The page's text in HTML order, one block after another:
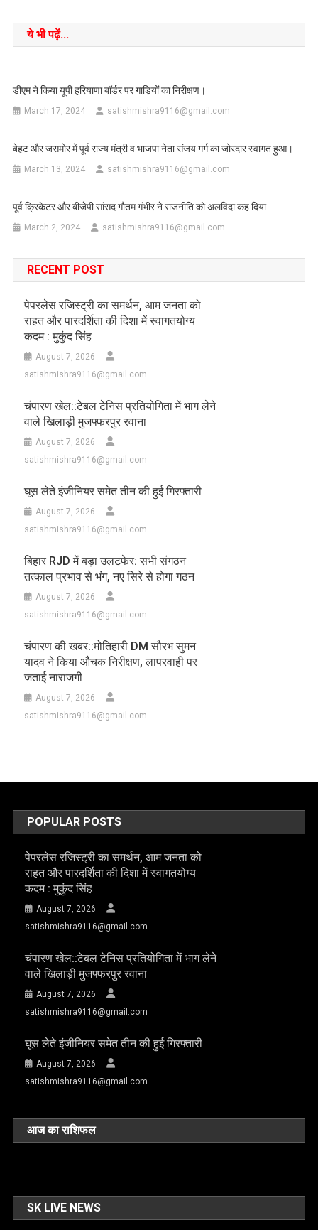
ये भी पढ़ें...
डीएम ने किया यूपी हरियाणा बॉर्डर पर गाड़ियों का निरीक्षण।
March 17, 2024 satishmishra9116@gmail.com
बेहट और जसमोर में पूर्व राज्य मंत्री व भाजपा नेता संजय गर्ग का जोरदार स्वागत हुआ।
March 13, 2024 satishmishra9116@gmail.com
पूर्व क्रिकेटर और बीजेपी सांसद गौतम गंभीर ने राजनीति को अलविदा कह दिया
March 2, 2024 satishmishra9116@gmail.com
RECENT POST
पेपरलेस रजिस्ट्री का समर्थन, आम जनता को
राहत और पारदर्शिता की दिशा में स्वागतयोग्य
कदम : मुकुंद सिंह
August 7, 2026
satishmishra9116@gmail.com
चंपारण खेल::टेबल टेनिस प्रतियोगिता में भाग लेने
वाले खिलाड़ी मुजफ्फरपुर रवाना
August 7, 2026
satishmishra9116@gmail.com
घूस लेते इंजीनियर समेत तीन की हुई गिरफ्तारी
August 7, 2026
satishmishra9116@gmail.com
बिहार RJD में बड़ा उलटफेर: सभी संगठन
तत्काल प्रभाव से भंग, नए सिरे से होगा गठन
August 7, 2026
satishmishra9116@gmail.com
चंपारण की खबर::मोतिहारी DM सौरभ सुमन
यादव ने किया औचक निरीक्षण, लापरवाही पर
जताई नाराजगी
August 7, 2026
satishmishra9116@gmail.com
POPULAR POSTS
पेपरलेस रजिस्ट्री का समर्थन, आम जनता को
राहत और पारदर्शिता की दिशा में स्वागतयोग्य
कदम : मुकुंद सिंह
August 7, 2026
satishmishra9116@gmail.com
चंपारण खेल::टेबल टेनिस प्रतियोगिता में भाग लेने
वाले खिलाड़ी मुजफ्फरपुर रवाना
August 7, 2026
satishmishra9116@gmail.com
घूस लेते इंजीनियर समेत तीन की हुई गिरफ्तारी
August 7, 2026
satishmishra9116@gmail.com
आज का राशिफल
SK LIVE NEWS